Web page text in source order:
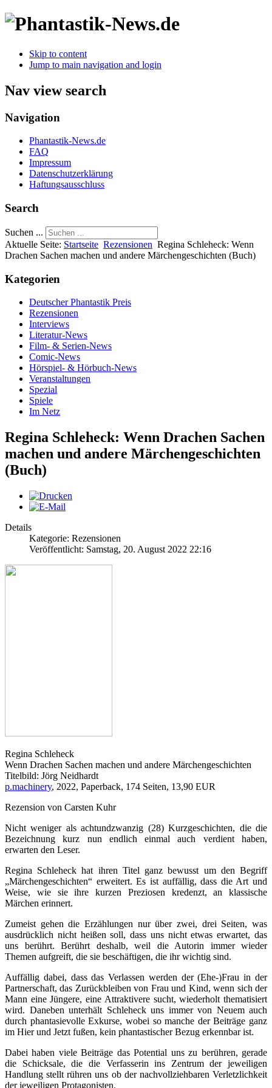
Skip to content
Jump to main navigation and login
Nav view search
Navigation
Phantastik-News.de
FAQ
Impressum
Datenschutzerklärung
Haftungsausschluss
Search
Suchen ...
Aktuelle Seite: Startseite Rezensionen Regina Schleheck: Wenn
Drachen Sachen machen und andere Märchengeschichten (Buch)
Kategorien
Deutscher Phantastik Preis
Rezensionen
Interviews
Literatur-News
Film- & Serien-News
Comic-News
Hörspiel- & Hörbuch-News
Veranstaltungen
Spezial
Spiele
Im Netz
Regina Schleheck: Wenn Drachen Sachen
machen und andere Märchengeschichten
(Buch)
Details
Kategorie: Rezensionen
Veröffentlicht: Samstag, 20. August 2022 22:16
Regina Schleheck
Wenn Drachen Sachen machen und andere Märchengeschichten
Titelbild: Jörg Neidhardt
p.machinery, 2022, Paperback, 174 Seiten, 13,90 EUR
Rezension von Carsten Kuhr
Nicht weniger als achtundzwanzig (28) Kurzgeschichten, die die
Bezeichnung kurz nun endlich einmal auch verdient haben,
erwarten den Leser.
Regina Schleheck hat ihren Titel ganz bewusst um den Begriff
„Märchengeschichten“ erweitert. Es ist auffällig, dass die Art und
Weise, wie sie ihre kurzen Preziosen kredenzt, an klassische
Märchen erinnert.
Zumeist gehen die Erzählungen nur über zwei, drei Seiten, was
ausdrücklich nicht heißen soll, dass uns nicht etwas erwartet, das
uns berührt. Berührt deshalb, weil die Autorin immer wieder
Themen aufgreift, die sie beschäftigen, die ihr wichtig sind.
Auffällig dabei, dass das Verlassen werden der (Ehe-)Frau in der
Partnerschaft, das Zurückbleiben von Frau und Kind, wenn sich der
Mann eine Jüngere, eine Attraktivere sucht, wiederholt thematisiert
wird. Daneben unterhält Schleheck uns immer von Neuem auch
durch phantasievolle Exkurse, wobei so manche der Beiträge ganz
im Hier und Jetzt fußen, kein phantastischer Bezug erkennbar ist.
Dabei haben viele Beiträge das Potential uns zu berühren, gerade
die Schicksale, die die Verfasserin ins Zentrum der jeweiligen
Handlung stellt rühren uns ob der nachvollziehbaren Verletzlichkeit
der jeweiligen Protagonisten.